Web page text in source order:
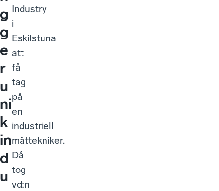
g
g
e
r
u
ni
k
in
d
u
Industry
i
Eskilstuna
att
få
tag
på
en
industriell
mättekniker.
Då
tog
vd:n